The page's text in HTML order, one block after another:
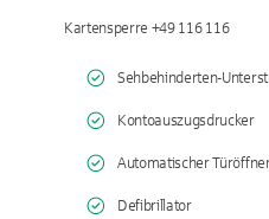
Kartensperre +49 116 116
Sehbehinderten-
Kontoauszugsdrucker
Automatischer
Defibrillator